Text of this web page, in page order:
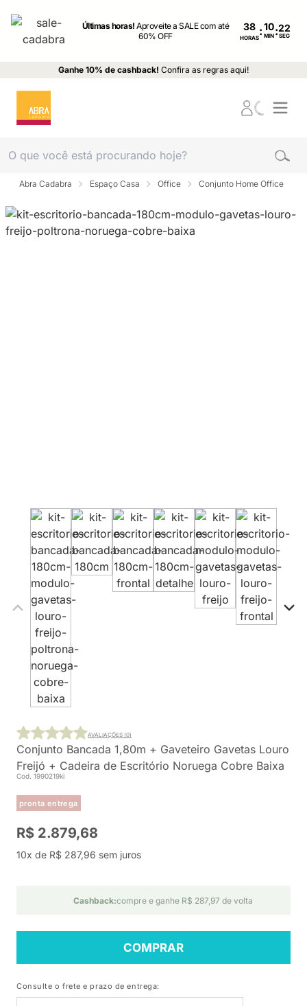
Últimas horas!Aproveite a SALE com até
60% OFF
38
HORAS: MIN : SEG
Ganhe 10% de cashback! Confira as regras aqui!
Abra Cadabra Espaço Casa Office Conjunto Home Office
Conjunto Bancada 1,80m + Gaveteiro Gavetas Louro
Freijó + Cadeira de Escritório Noruega Cobre Baixa
Cod. 1990219ki
pronta entrega
AVALIAÇÕES (0)
R$ 2.879,68
10x de R$ 287,96 sem juros
Cashback:compre e ganhe R$ 287,97 de volta
COMPRAR
Consulte o frete e prazo de entrega: